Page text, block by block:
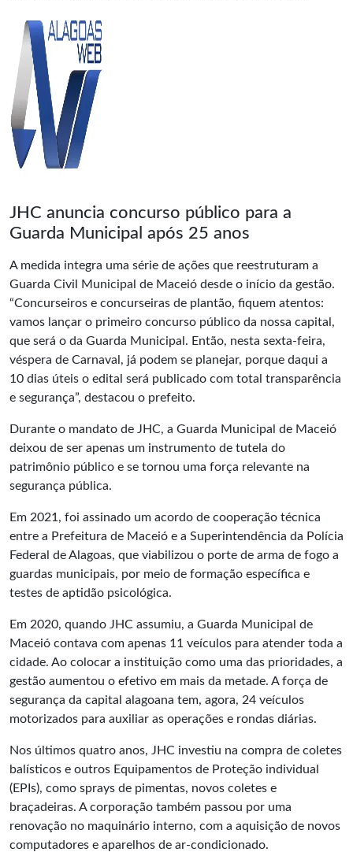
JHC anuncia concurso público para a
Guarda Municipal após 25 anos
A medida integra uma série de ações que reestruturam a
Guarda Civil Municipal de Maceió desde o início da gestão.
“Concurseiros e concurseiras de plantão, fiquem atentos:
vamos lançar o primeiro concurso público da nossa capital,
que será o da Guarda Municipal. Então, nesta sexta-feira,
véspera de Carnaval, já podem se planejar, porque daqui a
10 dias úteis o edital será publicado com total transparência
e segurança”, destacou o prefeito.
Durante o mandato de JHC, a Guarda Municipal de Maceió
deixou de ser apenas um instrumento de tutela do
patrimônio público e se tornou uma força relevante na
segurança pública.
Em 2021, foi assinado um acordo de cooperação técnica
entre a Prefeitura de Maceió e a Superintendência da Polícia
Federal de Alagoas, que viabilizou o porte de arma de fogo a
guardas municipais, por meio de formação específica e
testes de aptidão psicológica.
Em 2020, quando JHC assumiu, a Guarda Municipal de
Maceió contava com apenas 11 veículos para atender toda a
cidade. Ao colocar a instituição como uma das prioridades, a
gestão aumentou o efetivo em mais da metade. A força de
segurança da capital alagoana tem, agora, 24 veículos
motorizados para auxiliar as operações e rondas diárias.
Nos últimos quatro anos, JHC investiu na compra de coletes
balísticos e outros Equipamentos de Proteção individual
(EPIs), como sprays de pimentas, novos coletes e
braçadeiras. A corporação também passou por uma
renovação no maquinário interno, com a aquisição de novos
computadores e aparelhos de ar-condicionado.